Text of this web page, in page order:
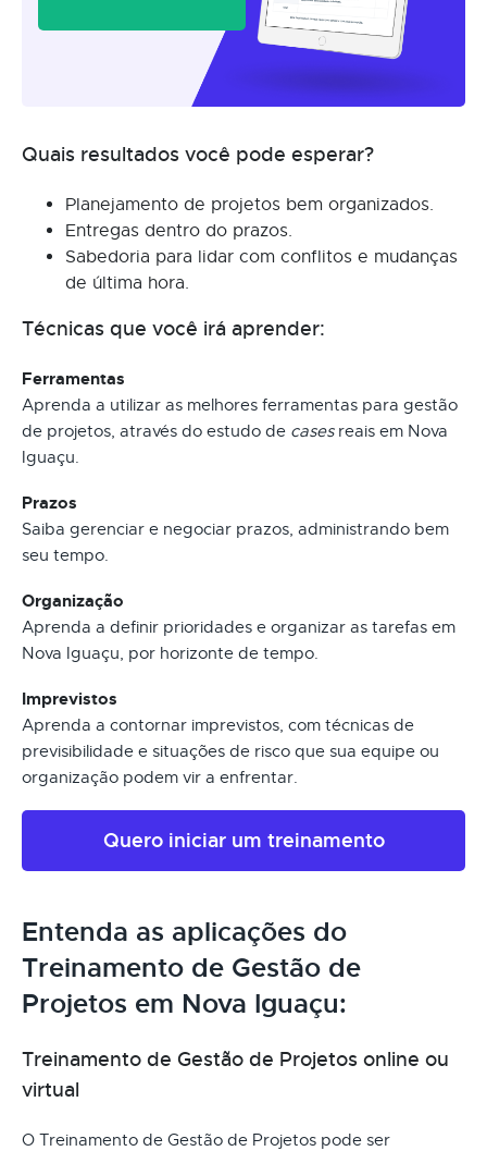
Quais resultados você pode esperar?
Planejamento de projetos bem organizados.
Entregas dentro do prazos.
Sabedoria para lidar com conflitos e mudanças
de última hora.
Técnicas que você irá aprender:
Ferramentas
Aprenda a utilizar as melhores ferramentas para gestão
de projetos, através do estudo de casesreais em Nova
Iguaçu.
Prazos
Saiba gerenciar e negociar prazos, administrando bem
seu tempo.
Organização
Aprenda a definir prioridades e organizar as tarefas em
Nova Iguaçu, por horizonte de tempo.
Imprevistos
Aprenda a contornar imprevistos, com técnicas de
previsibilidade e situações de risco que sua equipe ou
organização podem vir a enfrentar.
Quero iniciar um treinamento
Entenda as aplicações do
Treinamento de Gestão de
Projetos em Nova Iguaçu:
Treinamento de Gestão de Projetos online ou
virtual
O Treinamento de Gestão de Projetos pode ser